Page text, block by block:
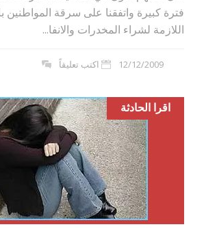
فترة كبيرة واتفقنا على سرقة المواطنين
اللازمة لشراء المخدرات والانفا...
12/12/2009 اكتب تعليقاً
اقرا الحادثة